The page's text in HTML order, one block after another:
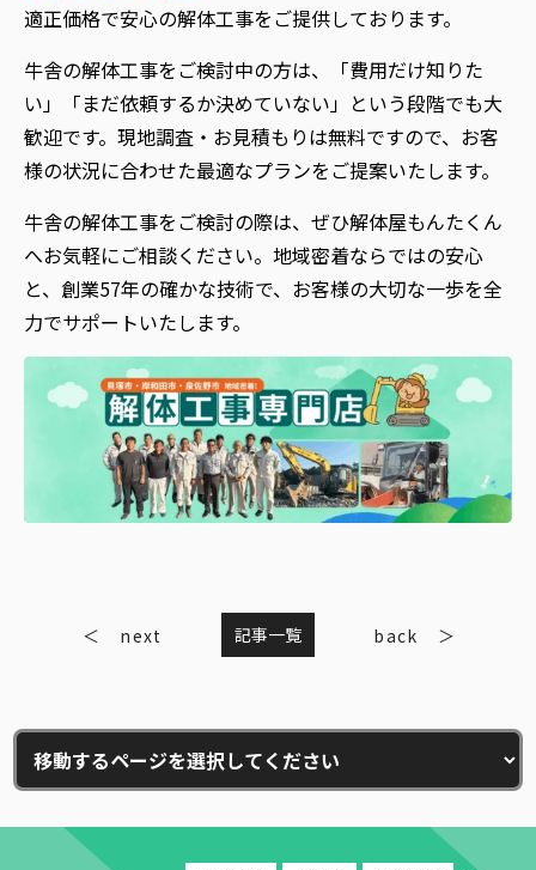
適正価格で安心の解体工事をご提供しております。
牛舎の解体工事をご検討中の方は、「費用だけ知りた
い」「まだ依頼するか決めていない」という段階でも大
歓迎です。現地調査・お見積もりは無料ですので、お客
様の状況に合わせた最適なプランをご提案いたします。
牛舎の解体工事をご検討の際は、ぜひ解体屋もんたくん
へお気軽にご相談ください。地域密着ならではの安心
と、創業57年の確かな技術で、お客様の大切な一歩を全
力でサポートいたします。
next 記事一覧 back